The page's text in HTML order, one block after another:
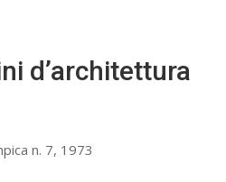
d’architettura
n. 7, 1973